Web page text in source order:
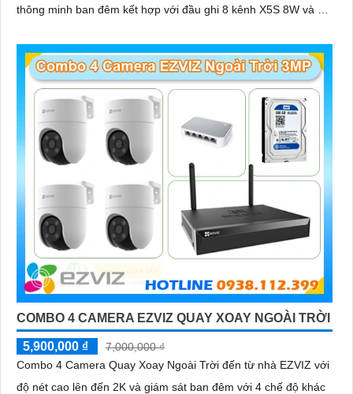
thông minh ban đêm kết hợp với đầu ghi 8 kênh X5S 8W và ổ
COMBO 4 CAMERA EZVIZ QUAY XOAY NGOÀI TRỜI
5,900,000 ₫
7,000,000 ₫
Combo 4 Camera Quay Xoay Ngoài Trời đến từ nhà EZVIZ với
độ nét cao lên đến 2K và giám sát ban đêm với 4 chế độ khác